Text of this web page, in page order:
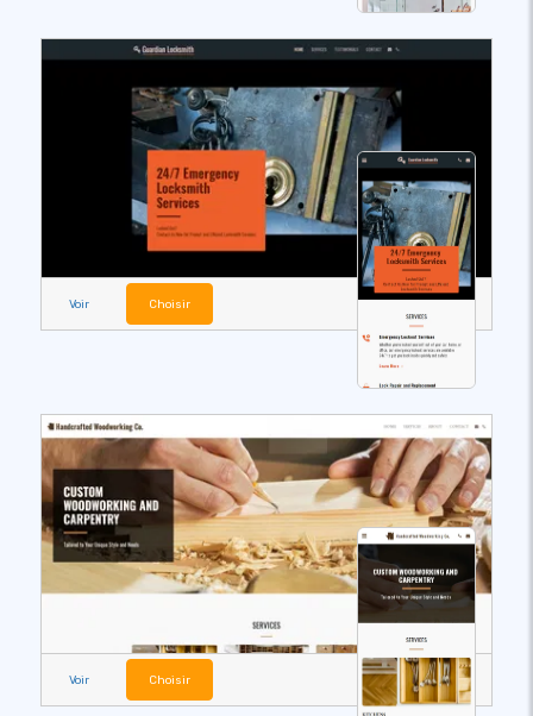
Voir Choisir
Voir Choisir